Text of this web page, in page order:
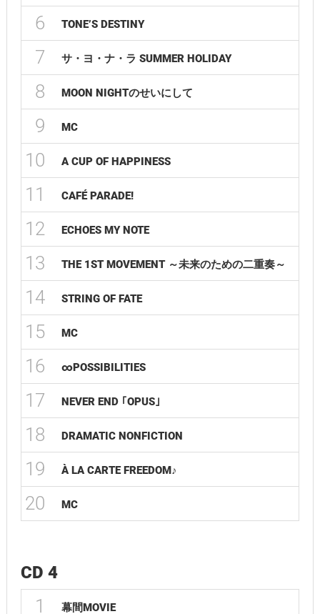
6 TONE’S DESTINY
7 サ・ヨ・ナ・ラ SUMMER HOLIDAY
8 MOON NIGHTのせいにして
9 MC
10 A CUP OF HAPPINESS
11 CAFÉ PARADE!
12 ECHOES MY NOTE
13 THE 1ST MOVEMENT ～未来のための二重奏～
14 STRING OF FATE
15 MC
16 ∞POSSIBILITIES
17 NEVER END ｢OPUS｣
18 DRAMATIC NONFICTION
19 À LA CARTE FREEDOM♪
20 MC
CD 4
1 幕間MOVIE